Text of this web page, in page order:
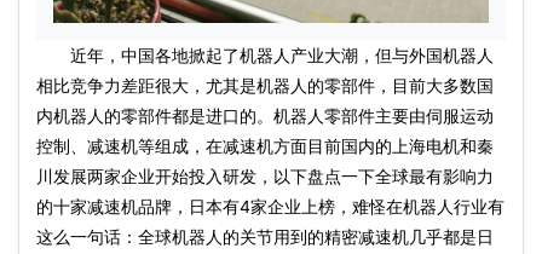
近年，中国各地掀起了机器人产业大潮，但与外国机器人
相比竞争力差距很大，尤其是机器人的零部件，目前大多数国
内机器人的零部件都是进口的。机器人零部件主要由伺服运动
控制、减速机等组成，在减速机方面目前国内的上海电机和秦
川发展两家企业开始投入研发，以下盘点一下全球最有影响力
的十家减速机品牌，日本有4家企业上榜，难怪在机器人行业有
这么一句话：全球机器人的关节用到的精密减速机几乎都是日